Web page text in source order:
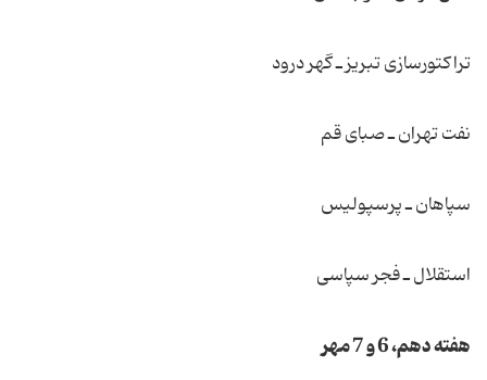
تراكتورسازی تبریز ـ گهر درود
نفت تهران ـ صبای قم
سپاهان ـ پرسپولیس
استقلال ـ فجر سپاسی
هفته دهم، 6 و 7 مهر